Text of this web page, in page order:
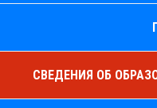
СВЕДЕНИЯ ОБ